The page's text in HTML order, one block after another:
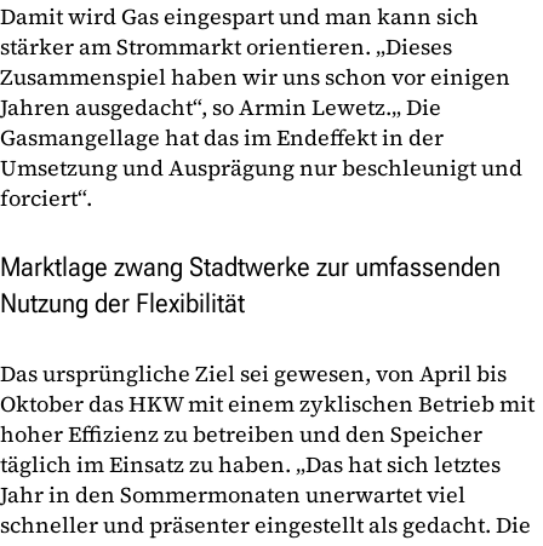
Damit wird Gas eingespart und man kann sich
stärker am Strommarkt orientieren. „Dieses
Zusammenspiel haben wir uns schon vor einigen
Jahren ausgedacht“, so Armin Lewetz.„ Die
Gasmangellage hat das im Endeffekt in der
Umsetzung und Ausprägung nur beschleunigt und
forciert“.
Marktlage zwang Stadtwerke zur umfassenden
Nutzung der Flexibilität
Das ursprüngliche Ziel sei gewesen, von April bis
Oktober das HKW mit einem zyklischen Betrieb mit
hoher Effizienz zu betreiben und den Speicher
täglich im Einsatz zu haben. „Das hat sich letztes
Jahr in den Sommermonaten unerwartet viel
schneller und präsenter eingestellt als gedacht. Die